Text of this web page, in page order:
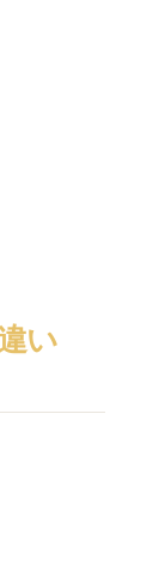
い